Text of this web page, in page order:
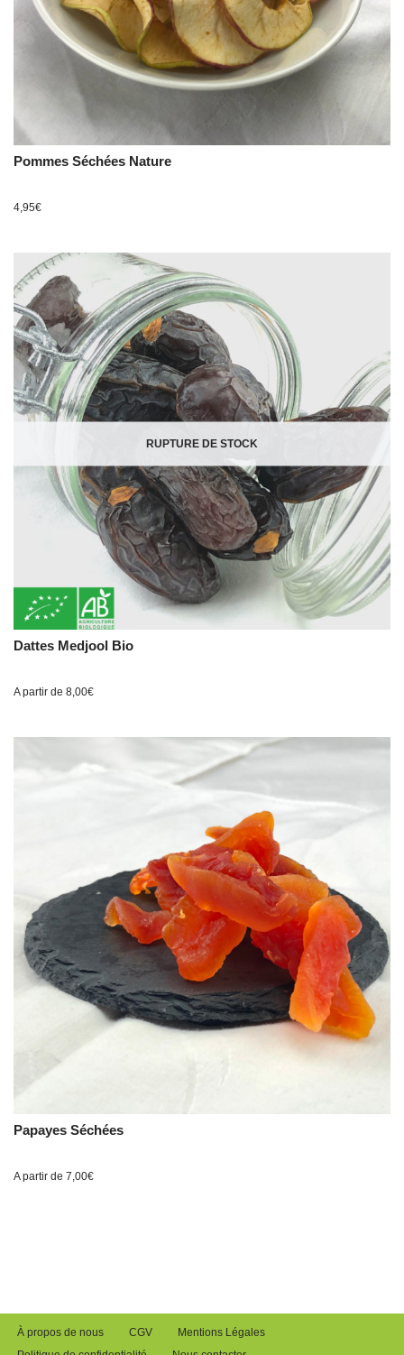
Pommes Séchées Nature
4,95€
RUPTURE DE STOCK
Dattes Medjool Bio
A partir de 8,00€
Papayes Séchées
A partir de 7,00€
À propos de nous CGV
Mentions Légales